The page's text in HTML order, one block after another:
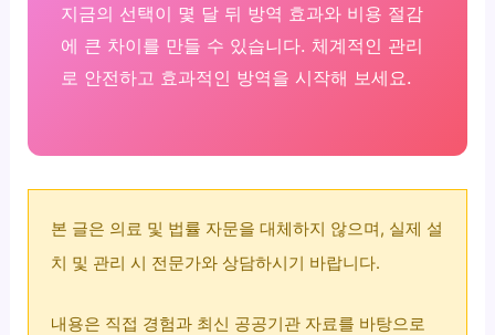
지금의 선택이 몇 달 뒤 방역 효과와 비용 절감
에 큰 차이를 만들 수 있습니다. 체계적인 관리
로 안전하고 효과적인 방역을 시작해 보세요.
본 글은 의료 및 법률 자문을 대체하지 않으며, 실제 설
치 및 관리 시 전문가와 상담하시기 바랍니다.
내용은 직접 경험과 최신 공공기관 자료를 바탕으로